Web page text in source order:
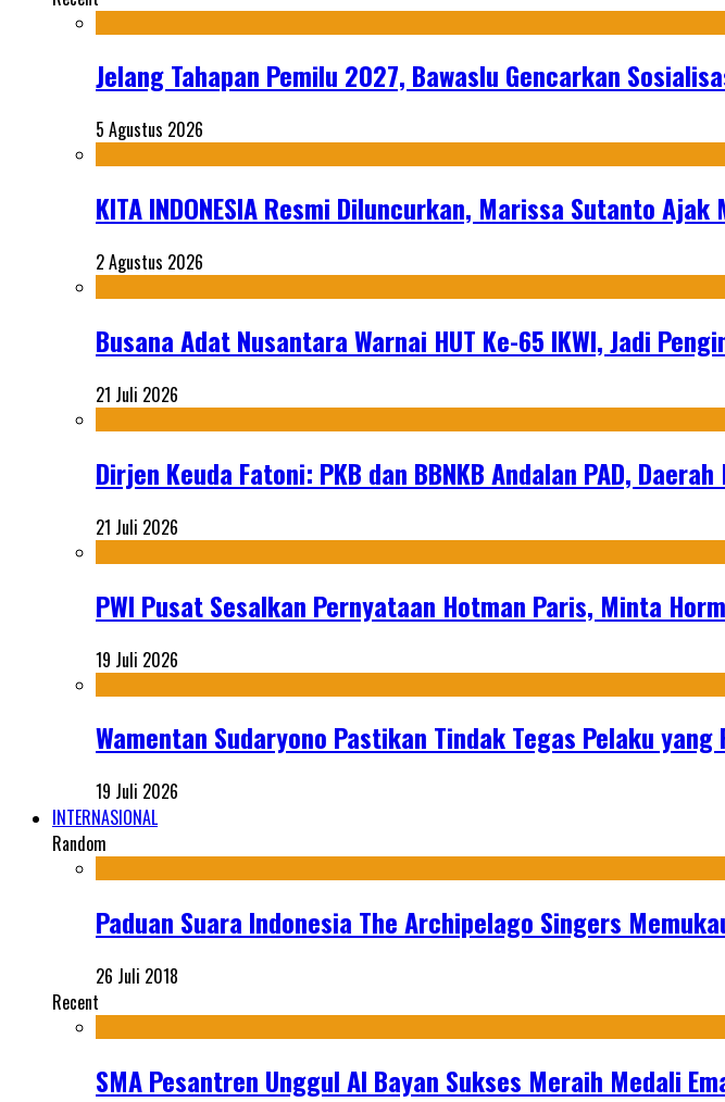
Jelang Tahapan Pemilu 2027, Bawaslu Gencarkan
5 Agustus 2026
KITA INDONESIA Resmi Diluncurkan, Marissa Sutanto
2 Agustus 2026
Busana Adat Nusantara Warnai HUT Ke-65 IKWI, Jadi
21 Juli 2026
Dirjen Keuda Fatoni: PKB dan BBNKB Andalan PAD,
21 Juli 2026
PWI Pusat Sesalkan Pernyataan Hotman Paris, Minta
19 Juli 2026
Wamentan Sudaryono Pastikan Tindak Tegas Pelaku
19 Juli 2026
INTERNASIONAL
Random
Paduan Suara Indonesia The Archipelago Singers
26 Juli 2018
Recent
SMA Pesantren Unggul Al Bayan Sukses Meraih Medali